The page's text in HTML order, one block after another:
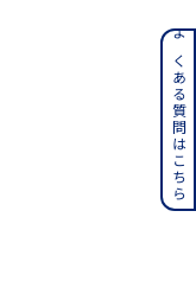
よくある質問はこちら